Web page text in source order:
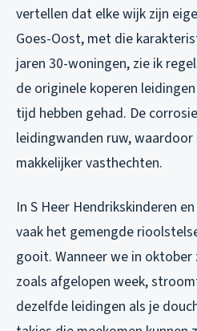
vertellen dat elke wijk zijn
Goes-Oost, met die
jaren 30-woningen, zie ik
de originele koperen
tijd hebben gehad. De
leidingwanden ruw, waardoor
makkelijker vasthechten.
In S Heer Hendrikskinderen
vaak het gemengde
gooit. Wanneer we in
zoals afgelopen week,
dezelfde leidingen als je